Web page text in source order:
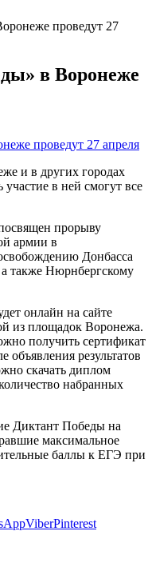
проведут 27
в Воронеже
и в других городах
в ней смогут все
прорыву
армии в
Донбасса
также Нюрнбергскому
онлайн на сайте
из площадок Воронежа.
получить сертификат
результатов
скачать диплом
набранных
Диктант Победы на
максимальное
баллы к ЕГЭ при
ViberPinterest